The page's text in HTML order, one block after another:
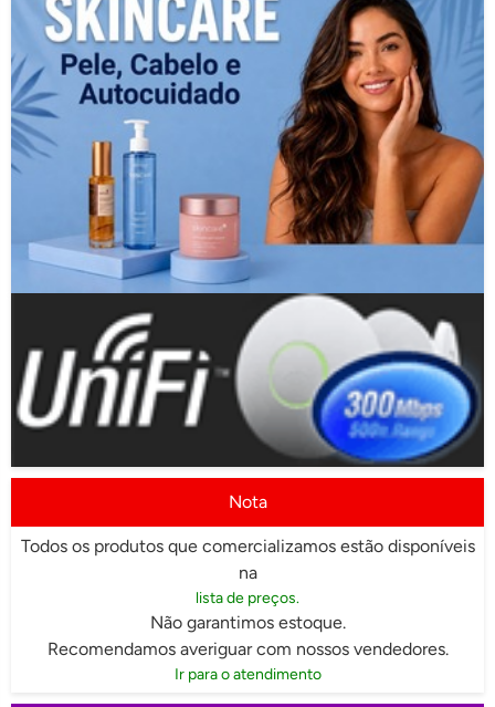
Nota
Todos os produtos que comercializamos estão disponíveis
na
lista de preços.
Não garantimos estoque.
Recomendamos averiguar com nossos vendedores.
Ir para o atendimento